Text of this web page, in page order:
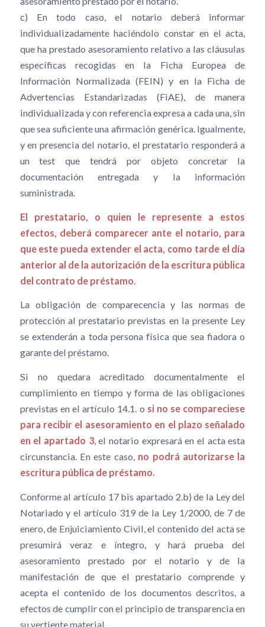
c) En todo caso, el notario deberá informar
individualizadamente haciéndolo constar en el acta,
que ha prestado asesoramiento relativo a las cláusulas
específicas recogidas en la Ficha Europea de
Información Normalizada (FEIN) y en la Ficha de
Advertencias Estandarizadas (FiAE), de manera
individualizada y con referencia expresa a cada una, sin
que sea suficiente una afirmación genérica. Igualmente,
y en presencia del notario, el prestatario responderá a
un test que tendrá por objeto concretar la
documentación entregada y la información
suministrada.
El prestatario, o quien le represente a estos
efectos, deberá comparecer ante el notario, para
que este pueda extender el acta, como tarde el día
anterior al de la autorización de la escritura pública
del contrato de préstamo
La obligación de comparecencia y las normas de
protección al prestatario previstas en la presente Ley
se extenderán a toda persona física que sea fiadora o
garante del préstamo.
Si no quedara acreditado documentalmente el
cumplimiento en tiempo y forma de las obligaciones
previstas en el artículo 14.1. o si no se compareciese
para recibir el asesoramiento en el plazo señalado
en el apartado 3, el notario expresará en el acta esta
circunstancia. En este caso, no podrá autorizarse la
escritura pública de préstamo.
Conforme al artículo 17 bis apartado 2.b) de la Ley del
Notariado y el artículo 319 de la Ley 1/2000, de 7 de
enero, de Enjuiciamiento Civil, el contenido del acta se
presumirá veraz e íntegro, y hará prueba del
asesoramiento prestado por el notario y de la
manifestación de que el prestatario comprende y
acepta el contenido de los documentos descritos, a
efectos de cumplir con el principio de transparencia en
su vertiente material.